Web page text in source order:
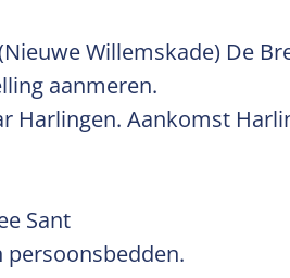
Willemskade) De
aanmeren.
Harlingen. Aankomst
Sant
persoonsbedden.